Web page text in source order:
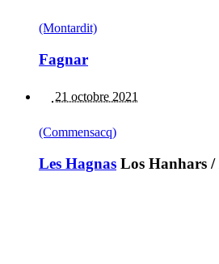
(Montardit)
Fagnar
21 octobre 2021
(Commensacq)
Les Hagnas Los Hanhars /